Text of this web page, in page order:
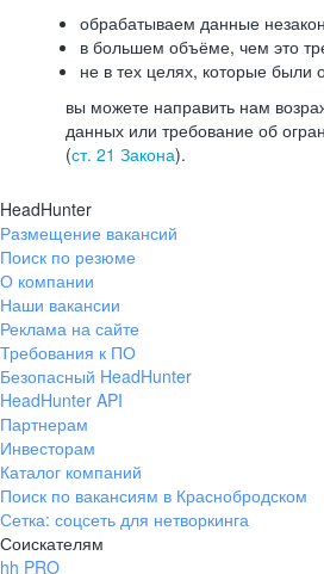
обрабатываем данные
в большем объёме, чем это
не в тех целях, которые были
вы можете направить нам
данных или требование об
(ст. 21 Закона).
HeadHunter
Размещение вакансий
Поиск по резюме
О компании
Наши вакансии
Реклама на сайте
Требования к ПО
Безопасный HeadHunter
HeadHunter API
Партнерам
Инвесторам
Каталог компаний
Поиск по вакансиям в Краснобродском
Сетка: соцсеть для нетворкинга
Соискателям
hh PRO